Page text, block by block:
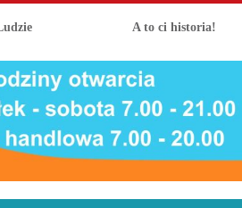
A to ci historia!